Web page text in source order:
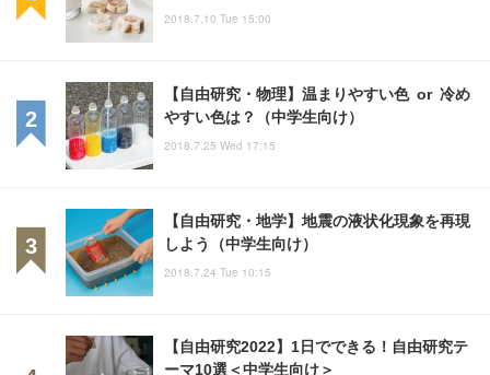
2018.7.10 Tue 15:00
【自由研究・物理】温まりやすい色 or 冷め
やすい色は？（中学生向け）
2018.7.25 Wed 17:15
【自由研究・地学】地震の液状化現象を再現
しよう（中学生向け）
2018.7.24 Tue 10:15
【自由研究2022】1日でできる！自由研究テ
ーマ10選＜中学生向け＞